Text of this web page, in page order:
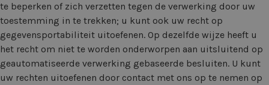
te beperken of zich verzetten tegen de verwerking door uw
toestemming in te trekken; u kunt ook uw recht op
gegevensportabiliteit uitoefenen. Op dezelfde wijze heeft u
het recht om niet te worden onderworpen aan uitsluitend op
geautomatiseerde verwerking gebaseerde besluiten. U kunt
uw rechten uitoefenen door contact met ons op te nemen op